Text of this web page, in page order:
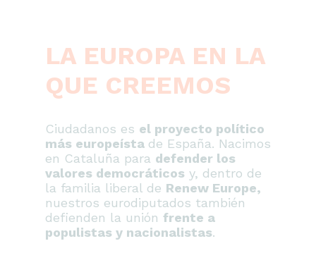
LA EUROPA EN LA
QUE CREEMOS
Ciudadanos es el proyecto político
más europeísta de España. Nacimos
en Cataluña para defender los
valores democráticos y, dentro de
la familia liberal de Renew Europe,
nuestros eurodiputados también
defienden la unión frente a
populistas y nacionalistas.